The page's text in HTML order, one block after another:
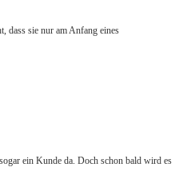
dass sie nur am Anfang eines
ein Kunde da. Doch schon bald wird es